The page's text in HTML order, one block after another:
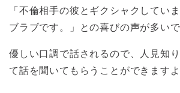
「不倫相手の彼とギクシャクしてい
ブラブです。」との喜びの声が多いで
優しい口調で話されるので、人見知
て話を聞いてもらうことができますよ